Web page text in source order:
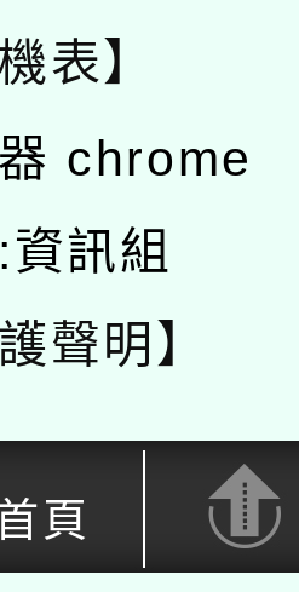
表】
chrome
訊組
聲明】
頁